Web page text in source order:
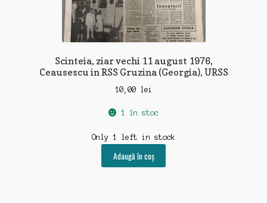
Scinteia, ziar vechi 11 august 1976,
Ceausescu in RSS Gruzina (Georgia), URSS
10,00 lei
1 în stoc
Only 1 left in stock
Adaugă în coș